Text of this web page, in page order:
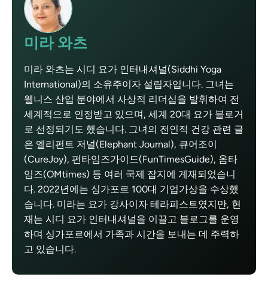
미라 와츠
미라 와츠는 시디 요가 인터내셔널(Siddhi Yoga
International)의 소유주이자 설립자입니다. 그녀는
웰니스 산업 분야에서 사상적 리더십을 발휘하여 전
세계적으로 인정받고 있으며, 세계 20대 요가 블로거
로 선정되기도 했습니다. 그녀의 전인적 건강 관련 글
은 엘리펀트 저널(Elephant Journal), 큐어조이
(CureJoy), 펀타임즈가이드(FunTimesGuide), 옴타
임즈(OMtimes) 등 여러 국제 잡지에 게재되었습니
다. 2022년에는 싱가포르 100대 기업가상을 수상했
습니다. 미라는 요가 강사이자 테라피스트였지만, 현
재는 시디 요가 인터내셔널을 이끌고 블로그를 운영
하며 싱가포르에서 가족과 시간을 보내는 데 주력하
고 있습니다.